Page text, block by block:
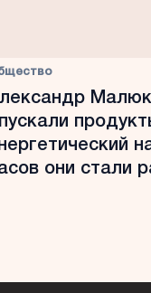
они стали